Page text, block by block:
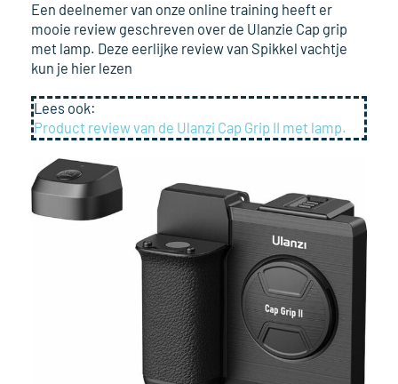
Een deelnemer van onze online training heeft er
mooie review geschreven over de Ulanzie Cap grip
met lamp. Deze eerlijke review van Spikkel vachtje
kun je hier lezen
Lees ook:
Product review van de Ulanzi Cap Grip II met lamp.